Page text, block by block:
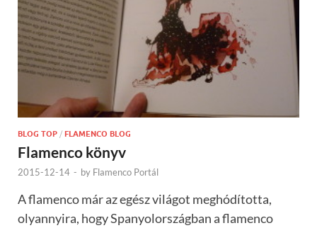
BLOG TOP / FLAMENCO BLOG
Flamenco könyv
2015-12-14 - by Flamenco Portál
A flamenco már az egész világot meghódította,
olyannyira, hogy Spanyolországban a flamenco